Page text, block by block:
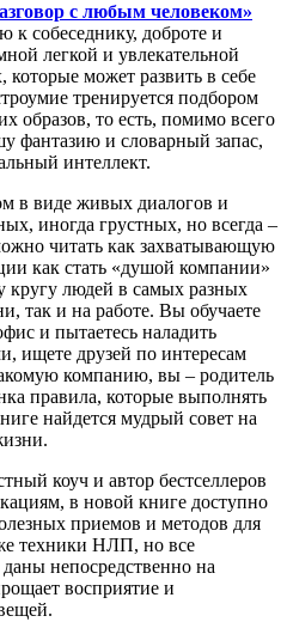
с любым человеком»
к собеседнику, доброте и
легкой и увлекательной
которые может развить в себе
тренируется подбором
образов, то есть, помимо всего
фантазию и словарный запас,
интеллект.
в виде живых диалогов и
иногда грустных, но всегда –
читать как захватывающую
как стать «душой компании»
кругу людей в самых разных
так и на работе. Вы обучаете
и пытаетесь наладить
ищете друзей по интересам
компанию, вы – родитель
правила, которые выполнять
найдется мудрый совет на
коуч и автор бестселлеров
в новой книге доступно
приемов и методов для
техники НЛП, но все
непосредственно на
восприятие и